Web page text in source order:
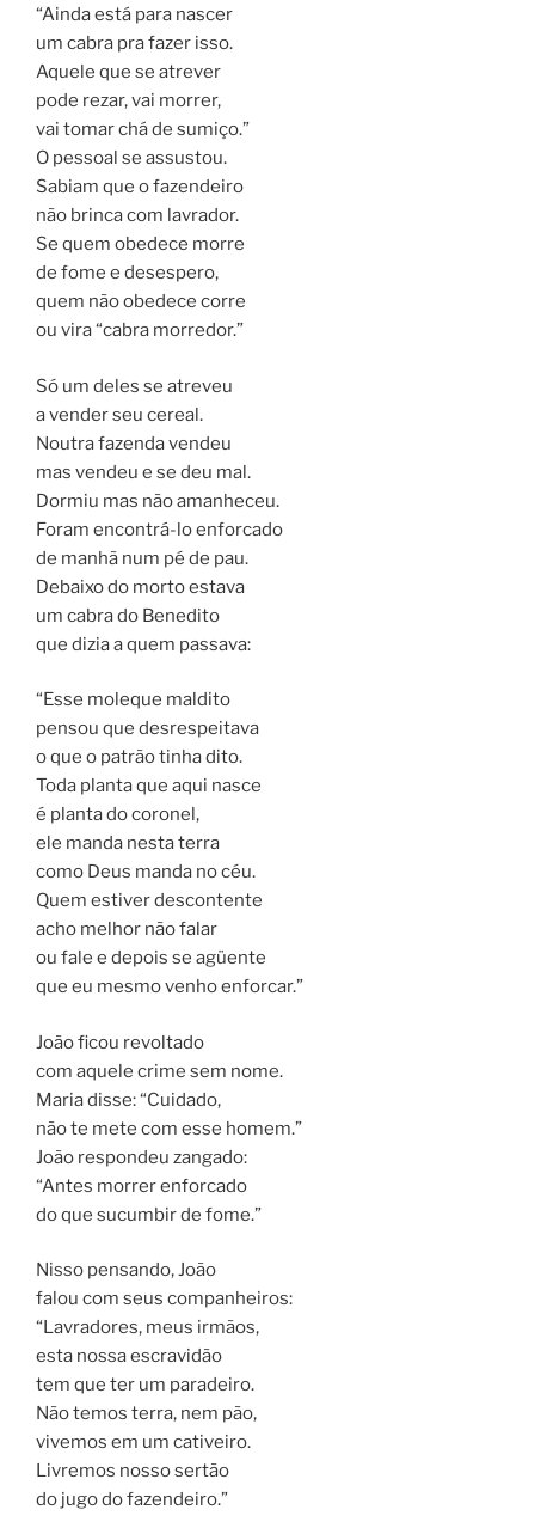
“Ainda está para nascer
um cabra pra fazer isso.
Aquele que se atrever
pode rezar, vai morrer,
vai tomar chá de sumiço.”
O pessoal se assustou.
Sabiam que o fazendeiro
não brinca com lavrador.
Se quem obedece morre
de fome e desespero,
quem não obedece corre
ou vira “cabra morredor.”
Só um deles se atreveu
a vender seu cereal.
Noutra fazenda vendeu
mas vendeu e se deu mal.
Dormiu mas não amanheceu.
Foram encontrá-lo enforcado
de manhã num pé de pau.
Debaixo do morto estava
um cabra do Benedito
que dizia a quem passava:
“Esse moleque maldito
pensou que desrespeitava
o que o patrão tinha dito.
Toda planta que aqui nasce
é planta do coronel,
ele manda nesta terra
como Deus manda no céu.
Quem estiver descontente
acho melhor não falar
ou fale e depois se agüente
que eu mesmo venho enforcar.”
João ficou revoltado
com aquele crime sem nome.
Maria disse: “Cuidado,
não te mete com esse homem.”
João respondeu zangado:
“Antes morrer enforcado
do que sucumbir de fome.”
Nisso pensando, João
falou com seus companheiros:
“Lavradores, meus irmãos,
esta nossa escravidão
tem que ter um paradeiro.
Não temos terra, nem pão,
vivemos em um cativeiro.
Livremos nosso sertão
do jugo do fazendeiro.”